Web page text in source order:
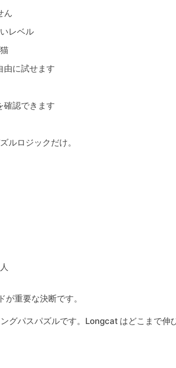
ん
レベル
由に試せます
確認できます
ルロジックだけ。
重要な決断です。
グパスパズルです。Longcat はどこまで伸